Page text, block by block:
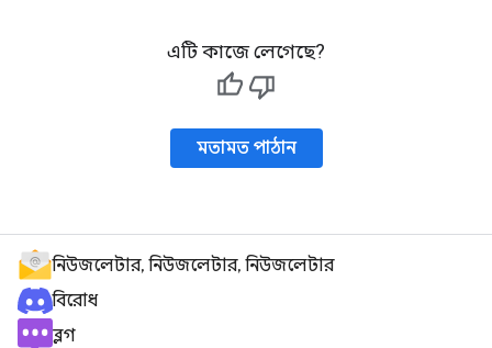
এটি কাজে লেগেছে?
মতামত পাঠান
নিউজলেটার, নিউজলেটার, নিউজলেটার
বিরোধ
ব্লগ